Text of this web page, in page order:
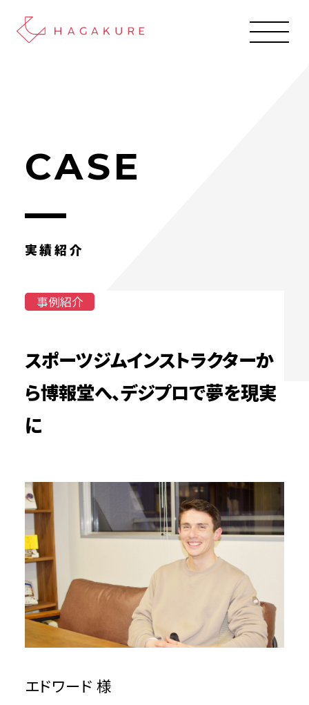
CASE
実績紹介
事例紹介
スポーツジムインストラクターか
ら博報堂へ、デジプロで夢を現実
に
エドワード 様